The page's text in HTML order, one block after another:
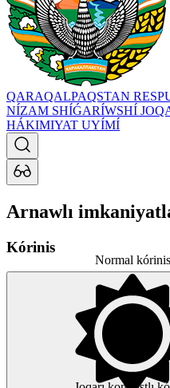
QARAQALPAQSTAN
NÍZAM SHÍǴARÍWSHÍ
HÁKIMIYAT UYÍMÍ
Arnawlı
Kórinis
Normal kórinis